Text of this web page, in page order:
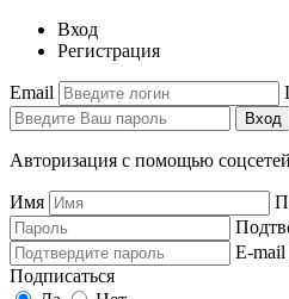
Вход
Регистрация
Email
Вход
Авторизация с помощью соцсетей
Имя
E-mail
Подписаться